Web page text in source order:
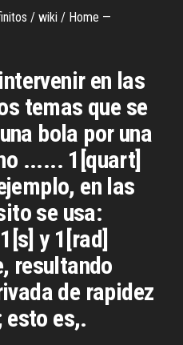
/ wiki / Home —
en las
temas que se
bola por una
...... 1[quart]
en las
se usa:
y 1[rad]
resultando
de rapidez
es,.